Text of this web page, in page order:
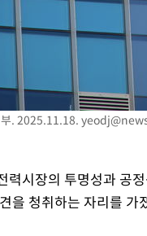
있어"
'충격·당황'
도'
사 혐의
마감
달라하라 격파
꺾인다"
부. 2025.11.18.
시장의 투명성과 공
을 청취하는 자리를 가